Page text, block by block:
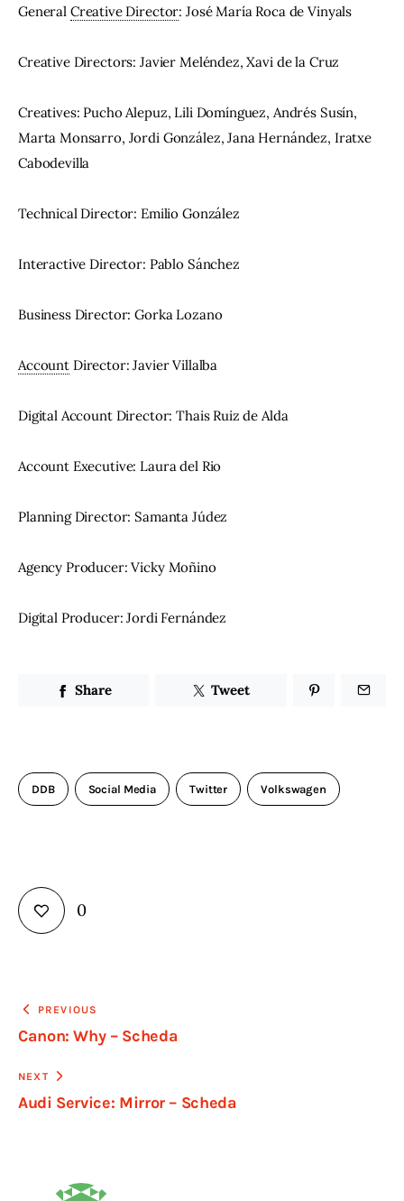
General Creative Director: José María Roca de Vinyals
Creative Directors: Javier Meléndez, Xavi de la Cruz
Creatives: Pucho Alepuz, Lili Domínguez, Andrés Susín,
Marta Monsarro, Jordi González, Jana Hernández, Iratxe
Cabodevilla
Technical Director: Emilio González
Interactive Director: Pablo Sánchez
Business Director: Gorka Lozano
Account Director: Javier Villalba
Digital Account Director: Thais Ruiz de Alda
Account Executive: Laura del Rio
Planning Director: Samanta Júdez
Agency Producer: Vicky Moñino
Digital Producer: Jordi Fernández
Share Tweet
DDB Social Media Twitter Volkswagen
0
Navigazione
articoli
PREVIOUS
Canon: Why – Scheda
NEXT
Audi Service: Mirror – Scheda